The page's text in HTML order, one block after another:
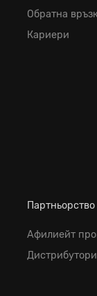
Обратна
Кариери
Партньорство
Афилиейт
Дистрибутори